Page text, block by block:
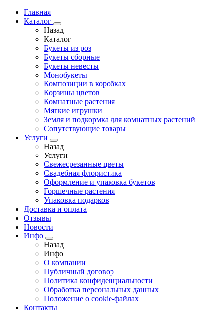
Главная
Каталог
Назад
Каталог
Букеты из роз
Букеты сборные
Букеты невесты
Монобукеты
Композиции в коробках
Корзины цветов
Комнатные растения
Мягкие игрушки
Земля и подкормка для комнатных растений
Сопутствующие товары
Услуги
Назад
Услуги
Свежесрезанные цветы
Свадебная флористика
Оформление и упаковка букетов
Горшечные растения
Упаковка подарков
Доставка и оплата
Отзывы
Новости
Инфо
Назад
Инфо
О компании
Публичный договор
Политика конфиденциальности
Обработка персональных данных
Положение о cookie-файлах
Контакты